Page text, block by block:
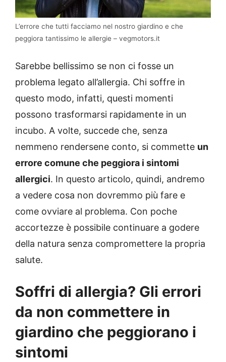
L’errore che tutti facciamo nel nostro giardino e che
peggiora tantissimo le allergie – vegmotors.it
Sarebbe bellissimo se non ci fosse un
problema legato all’allergia. Chi soffre in
questo modo, infatti, questi momenti
possono trasformarsi rapidamente in un
incubo. A volte, succede che, senza
nemmeno rendersene conto, si commette un
errore comune che peggiora i sintomi
allergici. In questo articolo, quindi, andremo
a vedere cosa non dovremmo più fare e
come ovviare al problema. Con poche
accortezze è possibile continuare a godere
della natura senza compromettere la propria
salute.
Soffri di allergia? Gli errori
da non commettere in
giardino che peggiorano i
sintomi